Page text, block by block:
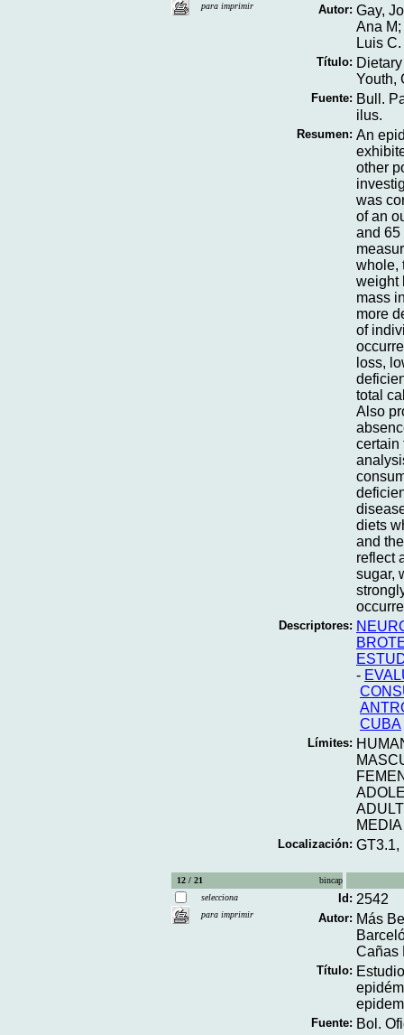
para imprimir
Autor: Gay,
Ana
Luis C.
Título:
Youth,
Fuente: Bull.
ilus.
Resumen: An
other
was
of an
and 65
whole,
weight
mass
more
of
loss,
total
Also
certain
diets
and
reflect
sugar,
Descriptores:
-
CUBA
Límites:
Localización: GT3.1,
12 / 21
bincap
selecciona
para imprimir
Id: 2542
Autor: Más
Cañas
Título:
Fuente: Bol.